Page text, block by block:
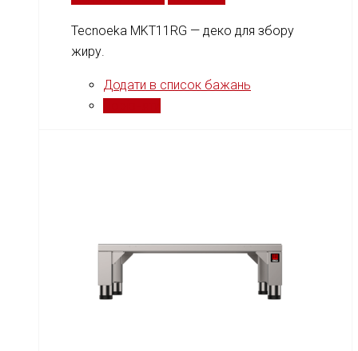
Tecnoeka MKT11RG — деко для збору
жиру.
Додати в список бажань